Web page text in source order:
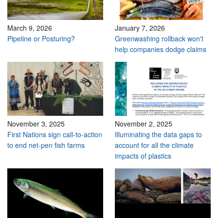
March 9, 2026
Pipeline or Posturing?
January 7, 2026
Greenwashing rollback won't
help companies dodge claims
November 3, 2025
First Nations sign call-to-action
to end net-pen fish farms
November 2, 2025
Illuminating the data gaps to
account for all the climate
impacts of plastics